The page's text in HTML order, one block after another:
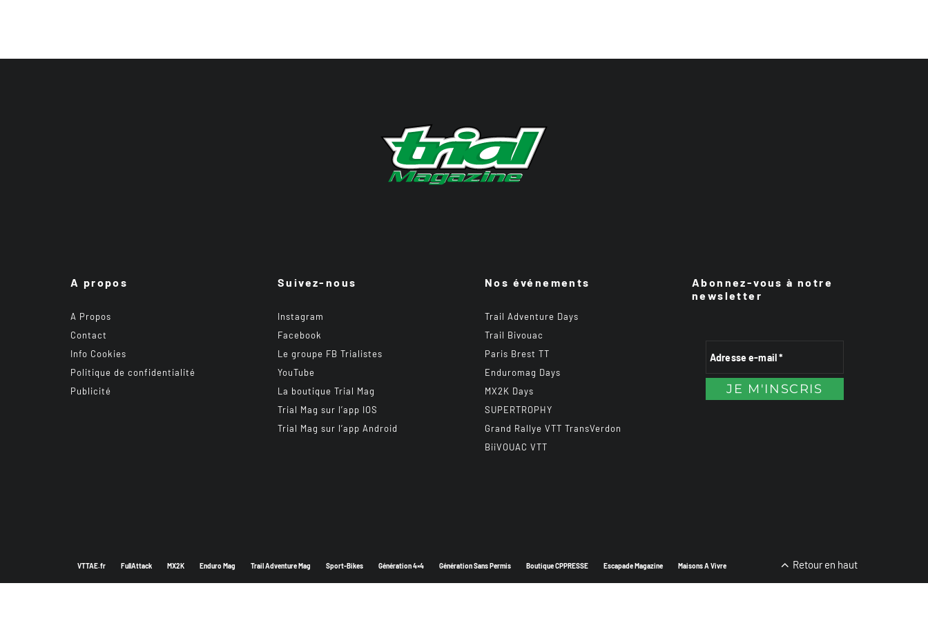
A propos
A Propos
Contact
Info Cookies
Politique de confidentialité
Publicité
Suivez-nous
Instagram
Facebook
Le groupe FB Trialistes
YouTube
La boutique Trial Mag
Trial Mag sur l’app IOS
Trial Mag sur l’app Android
Nos événements
Trail Adventure Days
Trail Bivouac
Paris Brest TT
Enduromag Days
MX2K Days
SUPERTROPHY
Grand Rallye VTT TransVerdon
BiiVOUAC VTT
Abonnez-vous à notre
newsletter
VTTAE.fr FullAttack MX2K Enduro Mag Trail Adventure Mag Sport-Bikes Génération 4×4 Génération Sans Permis Boutique CPPRESSE Escapade Magazine Maisons A Vivre Retour en haut